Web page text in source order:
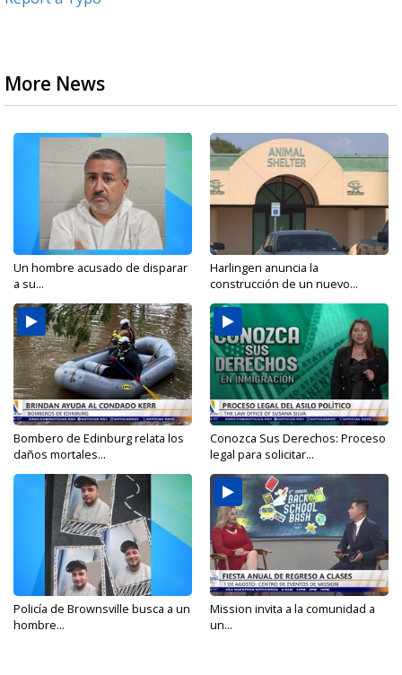
More News
Un hombre acusado de disparar
a su...
Harlingen anuncia la
construcción de un nuevo...
Bombero de Edinburg relata los
daños mortales...
Conozca Sus Derechos: Proceso
legal para solicitar...
Policía de Brownsville busca a un
hombre...
Mission invita a la comunidad a
un...